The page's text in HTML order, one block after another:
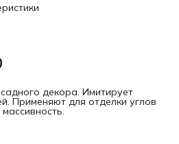
декора. Имитирует
Применяют для отделки углов